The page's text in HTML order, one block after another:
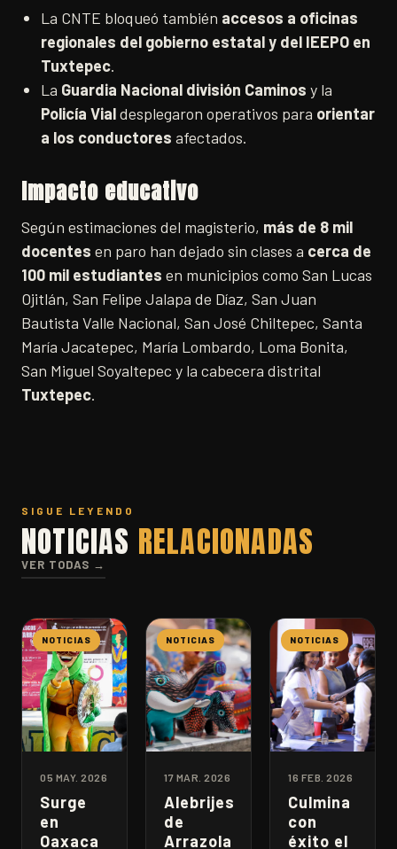
La CNTE bloqueó también accesos a oficinas
regionales del gobierno estatal y del IEEPO en
Tuxtepec.
La Guardia Nacional división Caminos y la
Policía Vialdesplegaron operativos para orientar
a los conductores afectados.
Impacto educativo
Según estimaciones del magisterio, más de 8 mil
docentes en paro han dejado sin clases a cerca de
100 mil estudiantes en municipios como San Lucas
Ojitlán, San Felipe Jalapa de Díaz, San Juan
Bautista Valle Nacional, San José Chiltepec, Santa
María Jacatepec, María Lombardo, Loma Bonita,
San Miguel Soyaltepec y la cabecera distrital
Tuxtepec.
SIGUE LEYENDO
NOTICIAS RELACIONADAS
VER TODAS →
NOTICIAS
05 MAY. 2026
Surge
en
Oaxaca
NOTICIAS
17 MAR. 2026
Alebrijes
de
Arrazola
NOTICIAS
16 FEB. 2026
Culmina
con
éxito el